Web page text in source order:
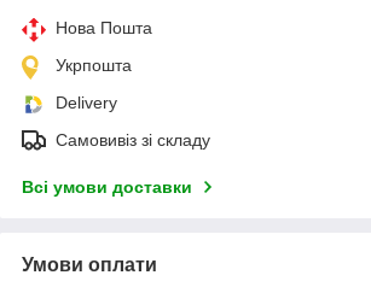
Нова Пошта
Укрпошта
Delivery
Самовивіз зі складу
Всі умови доставки
Умови оплати